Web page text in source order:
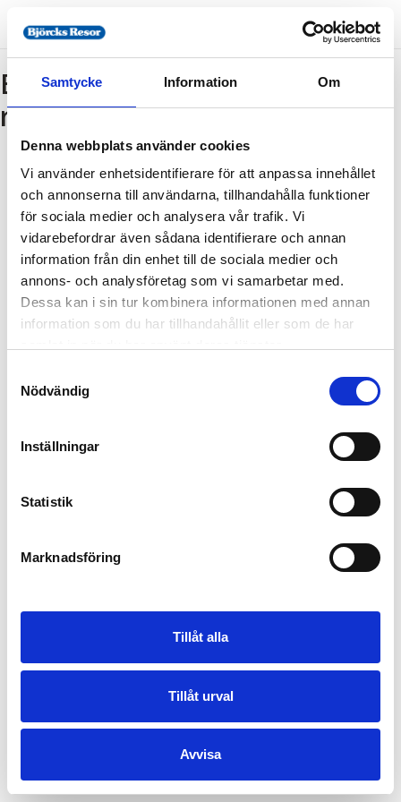
Samtycke Information Om
Denna webbplats använder cookies
Vi använder enhetsidentifierare för att anpassa innehållet
och annonserna till användarna, tillhandahålla funktioner
för sociala medier och analysera vår trafik. Vi
vidarebefordrar även sådana identifierare och annan
information från din enhet till de sociala medier och
annons- och analysföretag som vi samarbetar med.
Dessa kan i sin tur kombinera informationen med annan
information som du har tillhandahållit eller som de har
Nödvändig
Inställningar
Statistik
Marknadsföring
Tillåt alla
Tillåt urval
Avvisa
Bokning - Tillbaka till
resebeskrivningen
Tillbaka till resebeskrivningen
1. Antal resenärer och rum
2. Personupplysningar
3. Betalning
Fel